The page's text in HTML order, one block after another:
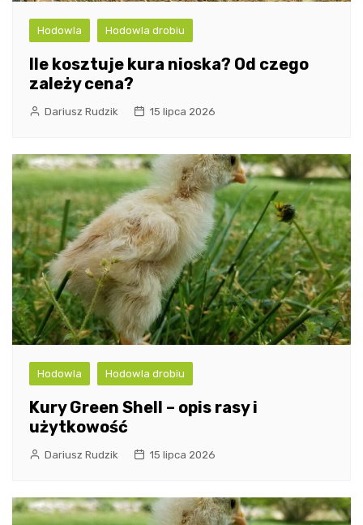
Hodowla Hodowla drobiu
Ile kosztuje kura nioska? Od czego
zależy cena?
Dariusz Rudzik 15 lipca 2026
Hodowla Hodowla drobiu
Kury Green Shell – opis rasy i
użytkowość
Dariusz Rudzik 15 lipca 2026